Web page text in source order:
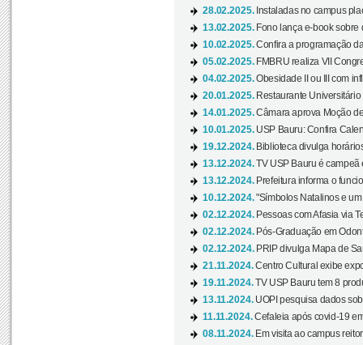
28.02.2025. Instaladas no campus
13.02.2025. Fono lança e-book sobre
10.02.2025.Confira a programação
05.02.2025. FMBRU realiza VII
04.02.2025.Obesidade II ou III com
20.01.2025. Restaurante
14.01.2025.Câmara aprova Moção
10.01.2025. USP Bauru: Confira
19.12.2024. Biblioteca divulga
13.12.2024.TV USP Bauru é campeã
13.12.2024. Prefeitura informa o
10.12.2024."Símbolos Natalinos e
02.12.2024. Pessoas com Afasia via
02.12.2024. Pós-Graduação em
02.12.2024. PRIP divulga Mapa de
21.11.2024.Centro Cultural exibe
19.11.2024.TV USP Bauru tem 8
13.11.2024. UOPI pesquisa dados
11.11.2024.Cefaleia após covid-19
08.11.2024. Em visita ao campus